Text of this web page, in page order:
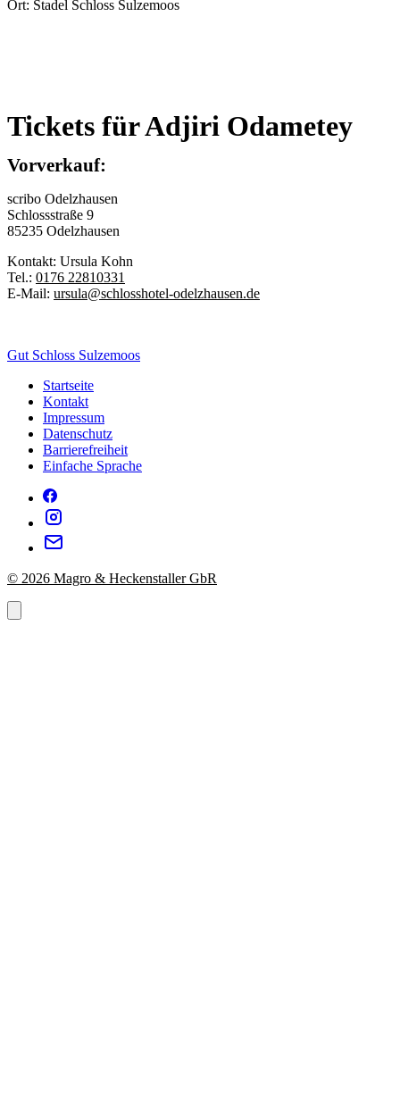
Ort: Stadel Schloss Sulzemoos
Tickets für Adjiri Odametey
Vorverkauf:
scribo Odelzhausen
Schlossstraße 9
85235 Odelzhausen
Kontakt: Ursula Kohn
Tel.: 0176 22810331
E-Mail: ursula@schlosshotel-odelzhausen.de
Gut Schloss Sulzemoos
Startseite
Kontakt
Impressum
Datenschutz
Barrierefreiheit
Einfache Sprache
© 2026 Magro & Heckenstaller GbR